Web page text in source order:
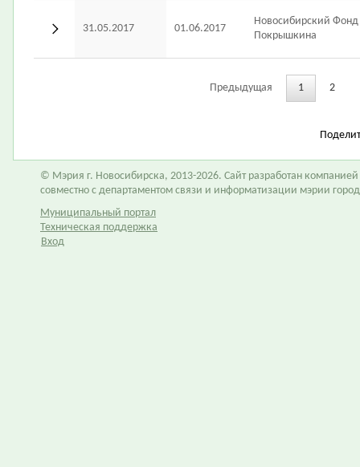
31.05.2017 01.06.2017
Новосибирский
Покрышкина
Предыдущая 1 2
© Мэрия г. Новосибирска, 2013-2026. Сайт разработан компанией
совместно с департаментом связи и информатизации мэрии
Муниципальный портал
Техническая поддержка
Вход